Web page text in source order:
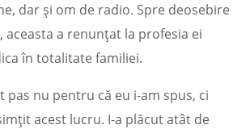
dar și om de radio. Spre deosebire
aceasta a renunțat la profesia ei
în totalitate familiei.
pas nu pentru că eu i-am spus, ci
acest lucru. I-a plăcut atât de